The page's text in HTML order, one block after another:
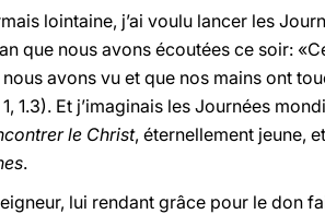
lointaine, j’ai voulu lancer les
que nous avons écoutées ce soir:
avons vu et que nos mains ont
1, 1.3). Et j’imaginais les Journées
le Christ, éternellement jeune,
.
lui rendant grâce pour le don